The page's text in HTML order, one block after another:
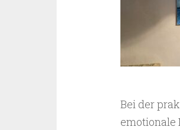
Bei der
emotionale